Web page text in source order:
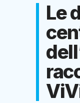
Le